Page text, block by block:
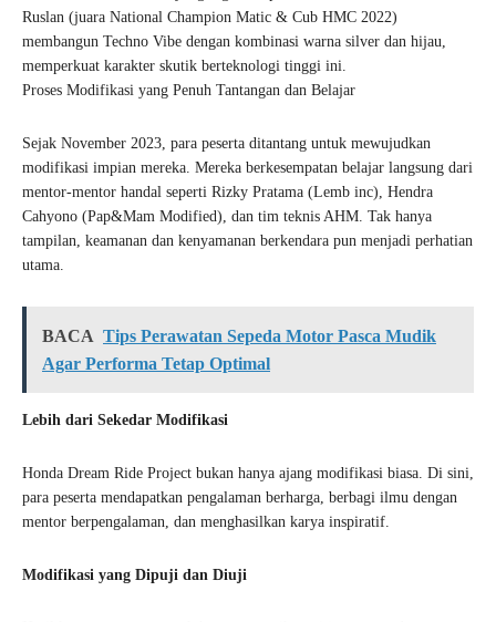
Ruslan (juara National Champion Matic & Cub HMC 2022)
membangun Techno Vibe dengan kombinasi warna silver dan hijau,
memperkuat karakter skutik berteknologi tinggi ini.
Proses Modifikasi yang Penuh Tantangan dan Belajar
Sejak November 2023, para peserta ditantang untuk mewujudkan
modifikasi impian mereka. Mereka berkesempatan belajar langsung dari
mentor-mentor handal seperti Rizky Pratama (Lemb inc), Hendra
Cahyono (Pap&Mam Modified), dan tim teknis AHM. Tak hanya
tampilan, keamanan dan kenyamanan berkendara pun menjadi perhatian
utama.
BACA Tips Perawatan Sepeda Motor Pasca Mudik
Agar Performa Tetap Optimal
Lebih dari Sekedar Modifikasi
Honda Dream Ride Project bukan hanya ajang modifikasi biasa. Di sini,
para peserta mendapatkan pengalaman berharga, berbagi ilmu dengan
mentor berpengalaman, dan menghasilkan karya inspiratif.
Modifikasi yang Dipuji dan Diuji